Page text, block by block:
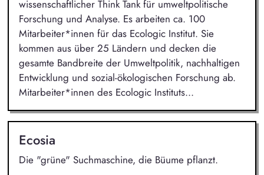
wissenschaftlicher Think Tank für umweltpolitische
Forschung und Analyse. Es arbeiten ca. 100
Mitarbeiter*innen für das Ecologic Institut. Sie
kommen aus über 25 Ländern und decken die
gesamte Bandbreite der Umweltpolitik, nachhaltigen
Entwicklung und sozial-ökologischen Forschung ab.
Mitarbeiter*innen des Ecologic Instituts...
Ecosia
Die "grüne" Suchmaschine, die Büume pflanzt.